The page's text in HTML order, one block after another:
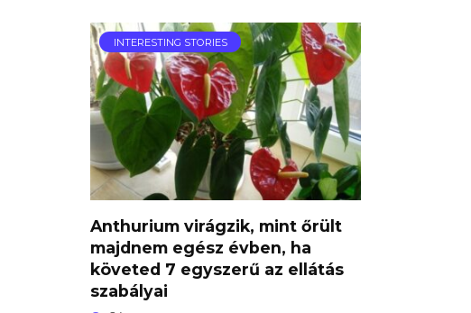
INTERESTING STORIES
Anthurium virágzik, mint őrült
majdnem egész évben, ha
követed 7 egyszerű az ellátás
szabályai